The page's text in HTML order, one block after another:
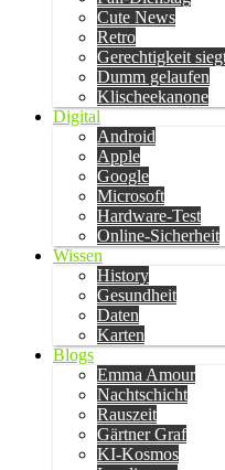
Cute News
Retro
Gerechtigkeit
Dumm gelaufen
Klischeekanone
Digital
Android
Apple
Google
Microsoft
Hardware-Test
Online-Sicherheit
Wissen
History
Gesundheit
Daten
Karten
Blogs
Emma Amour
Nachtschicht
Rauszeit
Gärtner Graf
KI-Kosmos